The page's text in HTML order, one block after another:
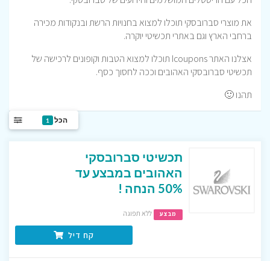
את מוצרי סברובסקי תוכלו למצוא בחנויות הרשת ובנקודות מכירה
ברחבי הארץ וגם באתרי תכשיטי יוקרה.
אצלנו האתר Icoupons תוכלו למצוא הטבות וקופונים לרכישה של
תכשיטי סברובסקי האהובים וככה לחסוך כסף.
תהנו 🙂
הכל 1
תכשיטי סברובסקי
האהובים במבצע עד
50% הנחה !
מבצע ללא תפוגה
קח דיל